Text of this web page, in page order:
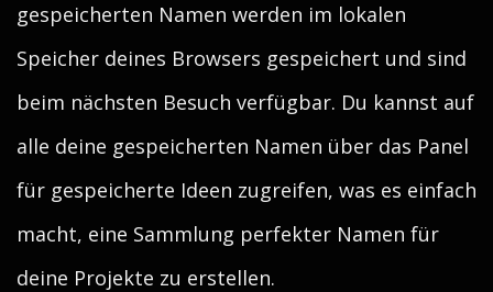
gespeicherten Namen werden im lokalen
Speicher deines Browsers gespeichert und sind
beim nächsten Besuch verfügbar. Du kannst auf
alle deine gespeicherten Namen über das Panel
für gespeicherte Ideen zugreifen, was es einfach
macht, eine Sammlung perfekter Namen für
deine Projekte zu erstellen.